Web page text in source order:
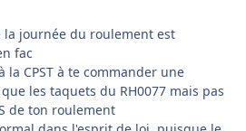
journée du roulement est
fac
CPST à te commander une
les taquets du RH0077 mais pas
de ton roulement